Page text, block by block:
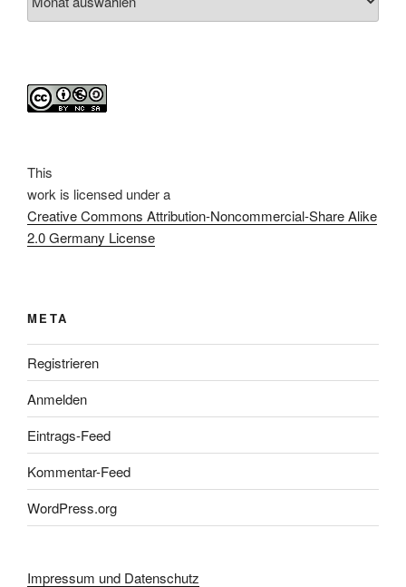
This
work is licensed under a
Creative Commons Attribution-Noncommercial-Share Alike
2.0 Germany License
META
Registrieren
Anmelden
Eintrags-Feed
Kommentar-Feed
WordPress.org
Impressum und Datenschutz